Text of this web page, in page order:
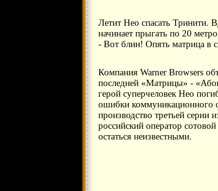
Летит Нео спасать Тринити.
начинает прыгать по 20
- Вот блин! Опять матрица в
Компания Warner Browsers
последней «Матрицы» -
герой суперчеловек Нео
ошибки коммуникационного
производство третьей серии
российский оператор
остаться неизвестными.